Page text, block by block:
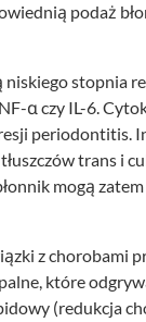
podaż
niskiego stopnia
α czy IL-6.
periodontitis.
trans i
mogą
z chorobami
które
(redukcja